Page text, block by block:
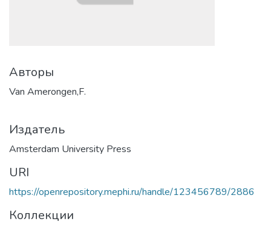
Авторы
Van Amerongen,F.
Издатель
Amsterdam University Press
URI
https://openrepository.mephi.ru/handle/123456789/2886
Коллекции